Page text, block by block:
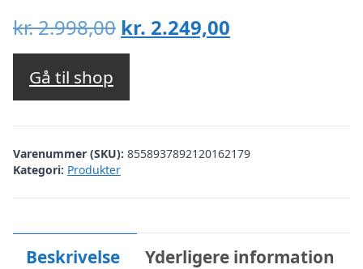
kr.2.998,00 Den
oprindelige
var:
kr. 2.998,00.
kr. 2.249,00
kr. 2.249,00.
Gå til shop
Varenummer (SKU): 8558937892120162179
Kategori: Produkter
Beskrivelse Yderligere information